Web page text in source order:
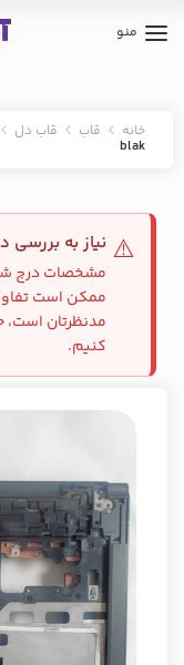
منو
خانه قاب قاب دل
blak
⚠️ نیاز به
مشخصات درج
ممکن است
مدنظرتان است،
کنیم.